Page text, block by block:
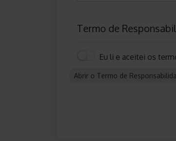
Termo de
Eu li e aceitei os
Abrir o Termo de